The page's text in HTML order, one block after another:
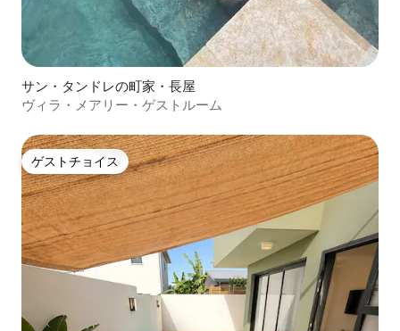
サン・タンドレの町家・長屋
ヴィラ・メアリー・ゲストルーム
ゲストチョイス
ゲストチョイス